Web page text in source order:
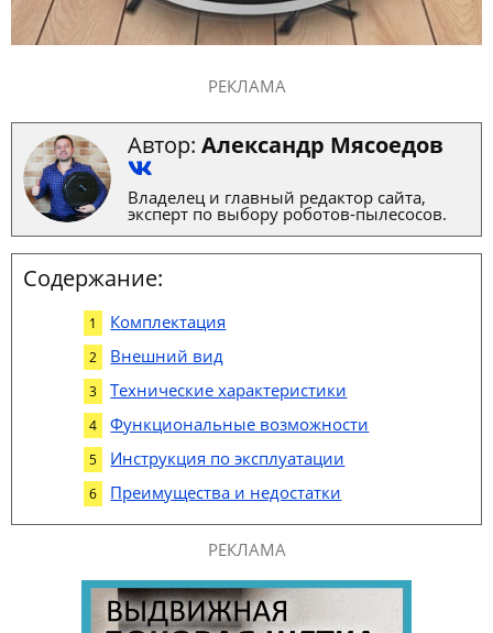
РЕКЛАМА
Автор: Александр Мясоедов
Владелец и главный редактор сайта,
эксперт по выбору роботов-пылесосов.
Содержание:
Комплектация
Внешний вид
Технические характеристики
Функциональные возможности
Инструкция по эксплуатации
Преимущества и недостатки
РЕКЛАМА